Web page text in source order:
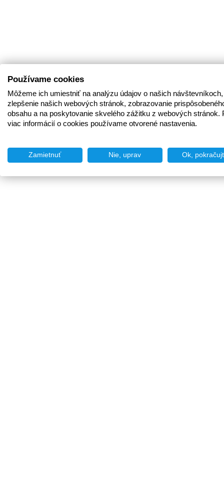
Používame cookies
Môžeme ich umiestniť na analýzu údajov o našich
zlepšenie našich webových stránok, zobrazovanie
obsahu a na poskytovanie skvelého zážitku z webových stránok.
viac informácií o cookies používame otvorené nastavenia.
Zamietnuť Nie, uprav Ok,